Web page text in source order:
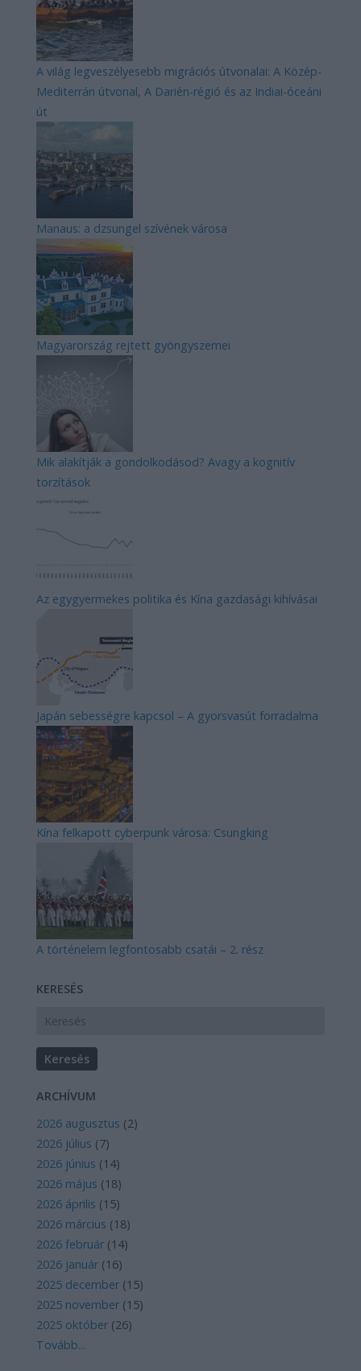
A világ legveszélyesebb migrációs útvonalai: A Közép-
Mediterrán útvonal, A Darién-régió és az Indiai-óceáni
út
Manaus: a dzsungel szívének városa
Magyarország rejtett gyöngyszemei
Mik alakítják a gondolkodásod? Avagy a kognitív
torzítások
Az egygyermekes politika és Kína gazdasági kihívásai
Japán sebességre kapcsol – A gyorsvasút forradalma
Kína felkapott cyberpunk városa: Csungking
A történelem legfontosabb csatái – 2. rész
KERESÉS
ARCHÍVUM
2026 augusztus (2)
2026 július (7)
2026 június (14)
2026 május (18)
2026 április (15)
2026 március (18)
2026 február (14)
2026 január (16)
2025 december (15)
2025 november (15)
2025 október (26)
Tovább...